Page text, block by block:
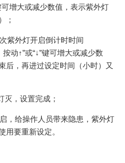
可增大或减少数值，表示紫外灯
；
紫外灯开启倒计时时间
动↑”或“↓”键可增大或减少数
后，再进过设定时间（小时）又
，设置完成；
，给操作人员带来隐患，紫外灯
用要重新设定。